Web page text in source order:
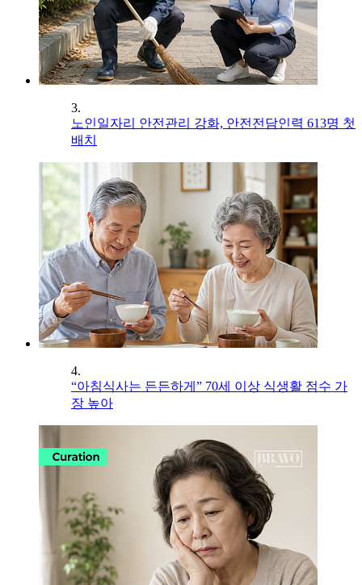
3.
노인일자리 안전관리 강화, 안전전담인력 613명 첫
배치
4.
“아침식사는 든든하게” 70세 이상 식생활 점수 가
장 높아